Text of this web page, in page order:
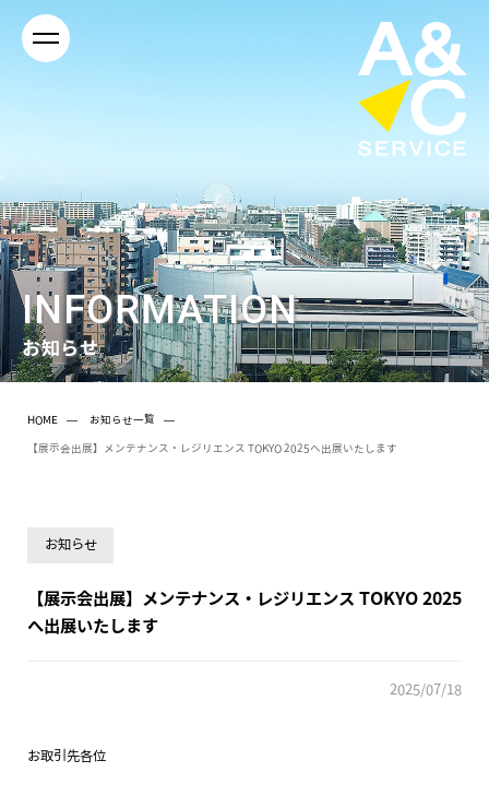
INFORMATION
お知らせ
HOME お知らせ一覧
【展示会出展】メンテナンス・レジリエンス TOKYO 2025へ出展いたします
お知らせ
【展示会出展】メンテナンス・レジリエンス TOKYO 2025
へ出展いたします
2025/07/18
お取引先各位